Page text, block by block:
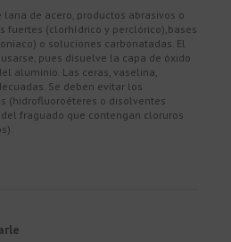
de acero, productos abrasivos o
fuertes (clorhídrico y perclórico),bases
o soluciones carbonatadas. El
pues disuelve la capa de óxido
aluminio. Las ceras, vaselina,
Se deben evitar los
(hidrofluoroéteres o disolventes
fraguado que contengan cloruros